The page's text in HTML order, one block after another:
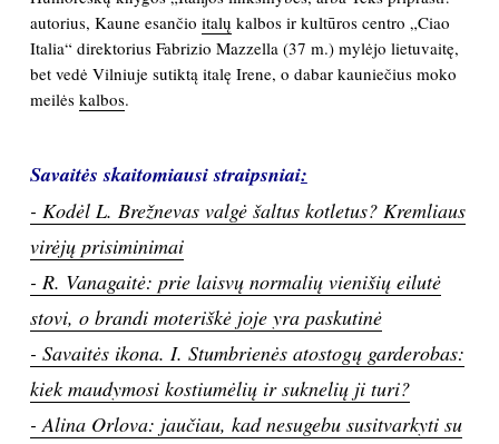
POLITIKA
KULTŪRA
LAISVALAIKIS
KINAS
MUZIKA
TEATRAS
SPORTAS
autorius, Kaune esančio italų kalbos ir kultūros centro „Ciao
Italia“ direktorius Fabrizio Mazzella (37 m.) mylėjo lietuvaitę,
bet vedė Vilniuje sutiktą italę Irene, o dabar kauniečius moko
meilės kalbos.
Savaitės skaitomiausi straipsniai:
- Kodėl L. Brežnevas valgė šaltus kotletus? Kremliaus
virėjų prisiminimai
- R. Vanagaitė: prie laisvų normalių vienišių eilutė
stovi, o brandi moteriškė joje yra paskutinė
- Savaitės ikona. I. Stumbrienės atostogų garderobas:
kiek maudymosi kostiumėlių ir suknelių ji turi?
- Alina Orlova: jaučiau, kad nesugebu susitvarkyti su